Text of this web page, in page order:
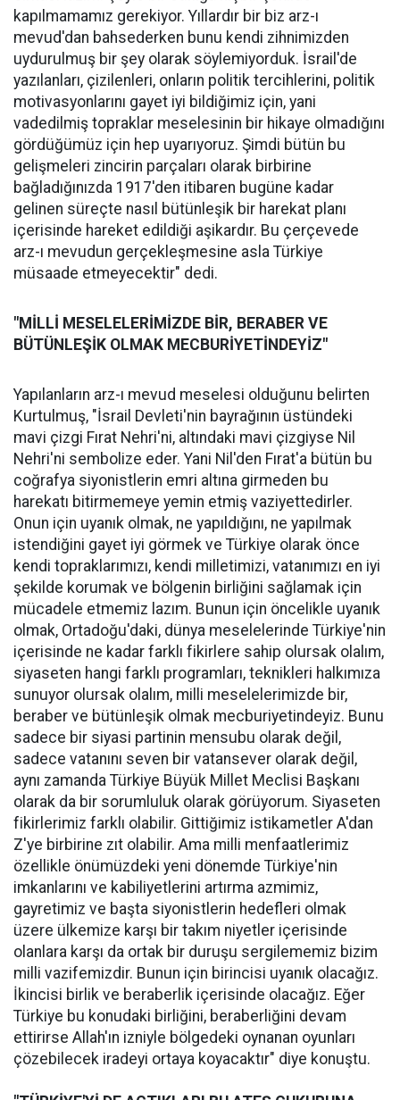
kapılmamamız gerekiyor. Yıllardır bir biz arz-ı
mevud'dan bahsederken bunu kendi zihnimizden
uydurulmuş bir şey olarak söylemiyorduk. İsrail'de
yazılanları, çizilenleri, onların politik tercihlerini, politik
motivasyonlarını gayet iyi bildiğimiz için, yani
vadedilmiş topraklar meselesinin bir hikaye olmadığını
gördüğümüz için hep uyarıyoruz. Şimdi bütün bu
gelişmeleri zincirin parçaları olarak birbirine
bağladığınızda 1917'den itibaren bugüne kadar
gelinen süreçte nasıl bütünleşik bir harekat planı
içerisinde hareket edildiği aşikardır. Bu çerçevede
arz-ı mevudun gerçekleşmesine asla Türkiye
müsaade etmeyecektir" dedi.
"MİLLİ MESELELERİMİZDE BİR, BERABER VE
BÜTÜNLEŞİK OLMAK MECBURİYETİNDEYİZ"
Yapılanların arz-ı mevud meselesi olduğunu belirten
Kurtulmuş, "İsrail Devleti'nin bayrağının üstündeki
mavi çizgi Fırat Nehri'ni, altındaki mavi çizgiyse Nil
Nehri'ni sembolize eder. Yani Nil'den Fırat'a bütün bu
coğrafya siyonistlerin emri altına girmeden bu
harekatı bitirmemeye yemin etmiş vaziyettedirler.
Onun için uyanık olmak, ne yapıldığını, ne yapılmak
istendiğini gayet iyi görmek ve Türkiye olarak önce
kendi topraklarımızı, kendi milletimizi, vatanımızı en iyi
şekilde korumak ve bölgenin birliğini sağlamak için
mücadele etmemiz lazım. Bunun için öncelikle uyanık
olmak, Ortadoğu'daki, dünya meselelerinde Türkiye'nin
içerisinde ne kadar farklı fikirlere sahip olursak olalım,
siyaseten hangi farklı programları, teknikleri halkımıza
sunuyor olursak olalım, milli meselelerimizde bir,
beraber ve bütünleşik olmak mecburiyetindeyiz. Bunu
sadece bir siyasi partinin mensubu olarak değil,
sadece vatanını seven bir vatansever olarak değil,
aynı zamanda Türkiye Büyük Millet Meclisi Başkanı
olarak da bir sorumluluk olarak görüyorum. Siyaseten
fikirlerimiz farklı olabilir. Gittiğimiz istikametler A'dan
Z'ye birbirine zıt olabilir. Ama milli menfaatlerimiz
özellikle önümüzdeki yeni dönemde Türkiye'nin
imkanlarını ve kabiliyetlerini artırma azmimiz,
gayretimiz ve başta siyonistlerin hedefleri olmak
üzere ülkemize karşı bir takım niyetler içerisinde
olanlara karşı da ortak bir duruşu sergilememiz bizim
milli vazifemizdir. Bunun için birincisi uyanık olacağız.
İkincisi birlik ve beraberlik içerisinde olacağız. Eğer
Türkiye bu konudaki birliğini, beraberliğini devam
ettirirse Allah'ın izniyle bölgedeki oynanan oyunları
çözebilecek iradeyi ortaya koyacaktır" diye konuştu.